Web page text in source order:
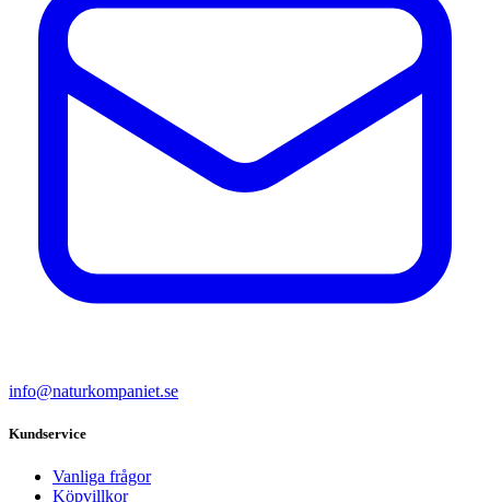
info@naturkompaniet.se
Kundservice
Vanliga frågor
Köpvillkor